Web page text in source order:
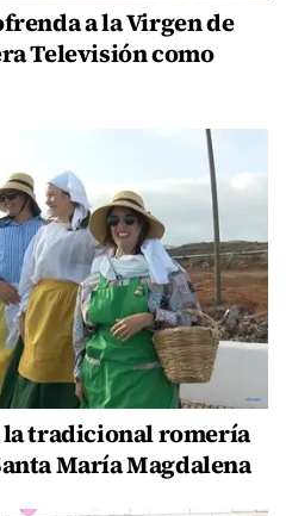
a la Virgen de
Televisión como
tradicional romería
María Magdalena